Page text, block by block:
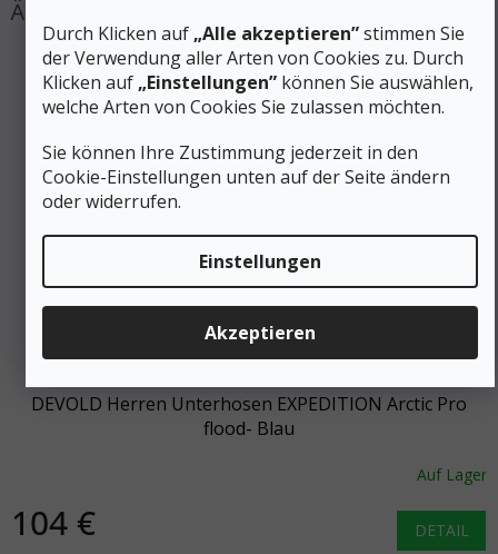
Durch Klicken auf „Alle akzeptieren”stimmen Sie
der Verwendung aller Arten von Cookies zu. Durch
Klicken auf „Einstellungen” können Sie auswählen,
welche Arten von Cookies Sie zulassen möchten.
Sie können Ihre Zustimmung jederzeit in den
Cookie-Einstellungen unten auf der Seite ändern
oder widerrufen.
Einstellungen
Akzeptieren
DEVOLD Herren Unterhosen EXPEDITION Arctic Pro
flood- Blau
Auf Lager
104 € DETAIL